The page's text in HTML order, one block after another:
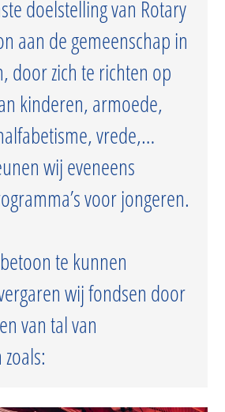
doelstelling van Rotary
aan de gemeenschap in
door zich te richten op
kinderen, armoede,
vrede,…
wij eveneens
voor jongeren.
te kunnen
wij fondsen door
van tal van